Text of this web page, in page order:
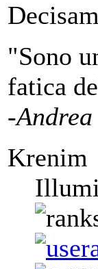
"Sono
fatica
-
Krenim